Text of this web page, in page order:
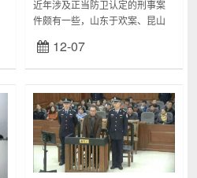
近年涉及正当防卫认定的刑事案
件颇有一些，山东于欢案、昆山
虽然最新的相关司法解释较好地
改变了司法实践中长期以来形成
12-07